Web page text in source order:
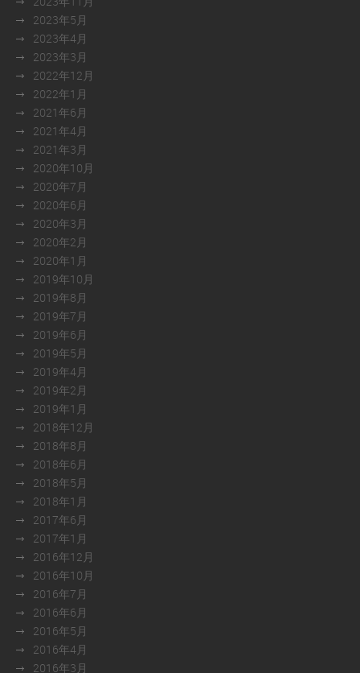
2023年5月
2023年4月
2023年3月
2022年12月
2022年1月
2021年6月
2021年4月
2021年3月
2020年10月
2020年7月
2020年6月
2020年3月
2020年2月
2020年1月
2019年10月
2019年8月
2019年7月
2019年6月
2019年5月
2019年4月
2019年2月
2019年1月
2018年12月
2018年8月
2018年6月
2018年5月
2018年1月
2017年6月
2017年1月
2016年12月
2016年10月
2016年7月
2016年6月
2016年5月
2016年4月
2016年3月